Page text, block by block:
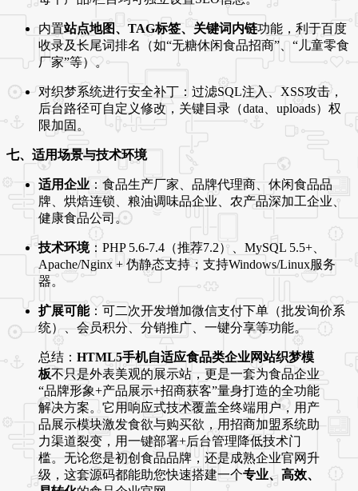
内置站点地图、TAG标签、关键词内链功能，利于百度
收录及长尾词排名（如“无糖休闲食品招商”、“儿童零食
厂家”等）。
对织梦系统进行安全补丁：过滤SQL注入、XSS攻击，
后台路径可自定义修改，关键目录（data、uploads）权
限加固。
七、适用场景与技术环境
适用企业 ：食品生产厂家、品牌代理商、休闲食品品
牌、烘焙连锁、粮油调味品企业、农产品深加工企业、
健康食品公司。
技术环境：PHP 5.6-7.4（推荐7.2）、MySQL 5.5+、
Apache/Nginx + 伪静态支持；支持Windows/Linux服务
器。
扩展可能：可二次开发增加微信支付下单（批发询价系
统）、会员积分、分销推广、一键分享等功能。
总结： HTML5手机自适应食品类企业网站织梦模
板不只是外表美观的展示站，更是一套为食品企业
“品牌形象+产品展示+招商获客”量身打造的全功能
解决方案。它用响应式技术覆盖全终端用户，用产
品展示模块激发食欲与购买欲，用招商加盟系统助
力渠道裂变，用一键部署+后台管理降低技术门
槛。无论您是初创食品品牌，还是成熟企业官网升
级，这套源码都能助您快速搭建一个专业、高效、